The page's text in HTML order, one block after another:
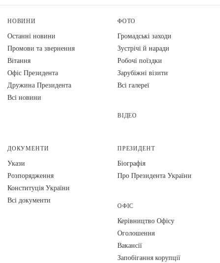
НОВИНИ
Останні новини
Промови та звернення
Вiтання
Офіс Президента
Дружина Президента
Всі новини
ФОТО
Громадські заходи
Зустрічі й наради
Робочі поїздки
Зарубіжні візити
Всі галереї
ВІДЕО
ДОКУМЕНТИ
Укази
Розпорядження
Конституція України
Всі документи
ПРЕЗИДЕНТ
Біографія
Про Президента України
ОФІС
Керівництво Офісу
Оголошення
Вакансії
Запобігання корупції